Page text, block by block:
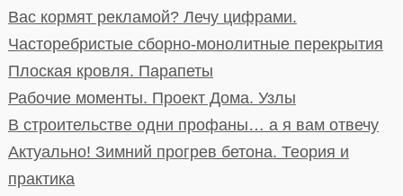
Вас кормят рекламой? Лечу цифрами.
Часторебристые сборно-монолитные перекрытия
Плоская кровля. Парапеты
Рабочие моменты. Проект Дома. Узлы
В строительстве одни профаны… а я вам отвечу
Актуально! Зимний прогрев бетона. Теория и
практика